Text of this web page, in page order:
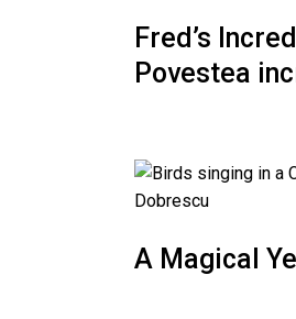
Fred’s
Povestea
A Magical